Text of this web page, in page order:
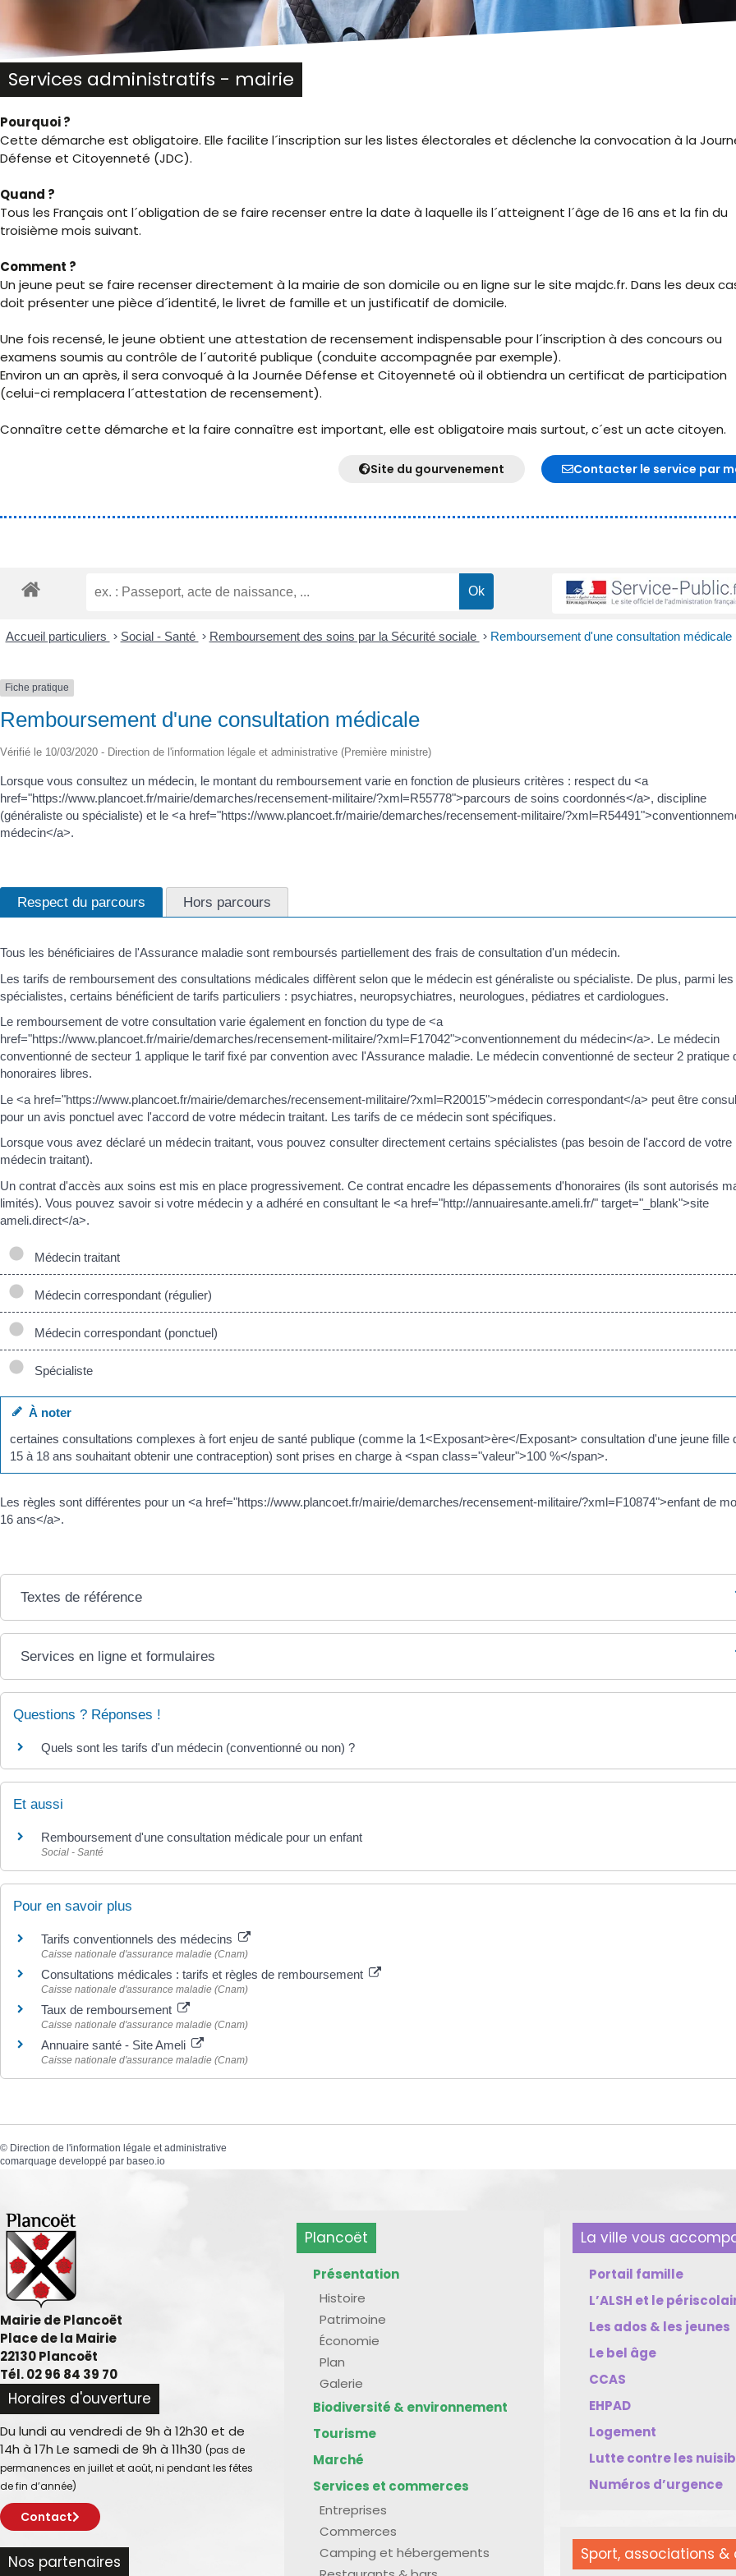
un
lecteur
sur
Ctrl-
F10
ouvrir
un
menu
Services administratifs - mairie
Pourquoi ?
Cette démarche est obligatoire. Elle facilite l´inscription sur les listes électorales et déclenche la convocation à la
Défense et Citoyenneté (JDC).
Quand ?
Tous les Français ont l´obligation de se faire recenser entre la date à laquelle ils l´atteignent l´âge de 16 ans et la fin du
troisième mois suivant.
Comment ?
Un jeune peut se faire recenser directement à la mairie de son domicile ou en ligne sur le site majdc.fr. Dans les deux
doit présenter une pièce d´identité, le livret de famille et un justificatif de domicile.
Une fois recensé, le jeune obtient une attestation de recensement indispensable pour l´inscription à des concours ou
examens soumis au contrôle de l´autorité publique (conduite accompagnée par exemple).
Environ un an après, il sera convoqué à la Journée Défense et Citoyenneté où il obtiendra un certificat de participation
(celui-ci remplacera l´attestation de recensement).
Connaître cette démarche et la faire connaître est important, elle est obligatoire mais surtout, c´est un acte citoyen.
Site du gourvenement Contacter le service par
Accueil particuliers > Social - Santé > Remboursement des soins par la Sécurité sociale > Remboursement d'une consultation médicale
Fiche pratique
Remboursement d'une consultation médicale
Vérifié le 10/03/2020 - Direction de l'information légale et administrative (Première ministre)
Lorsque vous consultez un médecin, le montant du remboursement varie en fonction de plusieurs critères : respect du <a
href="https://www.plancoet.fr/mairie/demarches/recensement-militaire/?xml=R55778">parcours de soins coordonnés</a>, discipline
(généraliste ou spécialiste) et le <a href="https://www.plancoet.fr/mairie/demarches/recensement-militaire/
médecin</a>.
Respect du parcours Hors parcours
Tous les bénéficiaires de l'Assurance maladie sont remboursés partiellement des frais de consultation d'un médecin.
Les tarifs de remboursement des consultations médicales diffèrent selon que le médecin est généraliste ou spécialiste. De plus, parmi les
spécialistes, certains bénéficient de tarifs particuliers : psychiatres, neuropsychiatres, neurologues, pédiatres et cardiologues.
Le remboursement de votre consultation varie également en fonction du type de <a
href="https://www.plancoet.fr/mairie/demarches/recensement-militaire/?xml=F17042">conventionnement du médecin</a>. Le médecin
conventionné de secteur 1 applique le tarif fixé par convention avec l'Assurance maladie. Le médecin conventionné de secteur 2 pratique
honoraires libres.
Le <a href="https://www.plancoet.fr/mairie/demarches/recensement-militaire/?xml=R20015">médecin correspondant</a> peut être
pour un avis ponctuel avec l'accord de votre médecin traitant. Les tarifs de ce médecin sont spécifiques.
Lorsque vous avez déclaré un médecin traitant, vous pouvez consulter directement certains spécialistes (pas besoin de l'accord de votre
médecin traitant).
Un contrat d'accès aux soins est mis en place progressivement. Ce contrat encadre les dépassements d'honoraires (ils sont autorisés
limités). Vous pouvez savoir si votre médecin y a adhéré en consultant le <a href="http://annuairesante.ameli.fr/" target="_blank">site
ameli.direct</a>.
Médecin traitant
Médecin correspondant (régulier)
Médecin correspondant (ponctuel)
Spécialiste
À noter
certaines consultations complexes à fort enjeu de santé publique (comme la 1<Exposant>ère</Exposant> consultation d'une jeune fille
15 à 18 ans souhaitant obtenir une contraception) sont prises en charge à <span class="valeur">100 %</span>.
Les règles sont différentes pour un <a href="https://www.plancoet.fr/mairie/demarches/recensement-militaire/?xml=F10874">enfant de
16 ans</a>.
Textes de référence
Services en ligne et formulaires
Questions ? Réponses !
Quels sont les tarifs d'un médecin (conventionné ou non) ?
Et aussi
Remboursement d'une consultation médicale pour un enfant
Social - Santé
Pour en savoir plus
Tarifs conventionnels des médecins
Caisse nationale d'assurance maladie (Cnam)
Consultations médicales : tarifs et règles de remboursement
Caisse nationale d'assurance maladie (Cnam)
Taux de remboursement
Caisse nationale d'assurance maladie (Cnam)
Annuaire santé - Site Ameli
Caisse nationale d'assurance maladie (Cnam)
© Direction de l'information légale et administrative
comarquage developpé par baseo.io
Mairie de Plancoët
Place de la Mairie
22130 Plancoët
Tél. 02 96 84 39 70
Horaires d'ouverture
Du lundi au vendredi de 9h à 12h30 et de
14h à 17h Le samedi de 9h à 11h30 (pas de
permanences en juillet et août, ni pendant les fêtes
de fin d’année)
Contact
Nos partenaires
Plancoët
Présentation
Histoire
Patrimoine
Économie
Plan
Galerie
Biodiversité & environnement
Tourisme
Marché
Services et commerces
Entreprises
Commerces
Camping et hébergements
La ville vous
Portail famille
L’ALSH et le
Les ados & les jeunes
Le bel âge
CCAS
EHPAD
Logement
Lutte contre les
Numéros d’urgence
Sport, associations &